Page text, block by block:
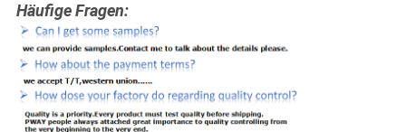
Häufige Fragen: